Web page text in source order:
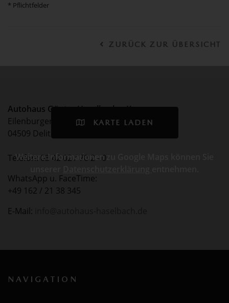
* Pflichtfelder
ZURÜCK ZUR ÜBERSICHT
Autohaus Günter Haselbach e.K.
Eilenburger Chaussee 75
04509 Delitzsch
Telefon: 03 42 02 / 70 2 - 0
WhatsApp u. FaceTime:
+49 162 / 21 38 345
E-Mail:
KARTE LADEN
Weitere Informationen zu Google Maps können Sie
NAVIGATION